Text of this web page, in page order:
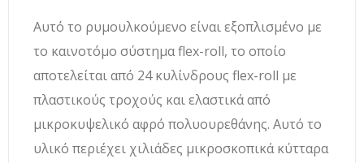
Αυτό το ρυμουλκούμενο είναι εξοπλισμένο με
το καινοτόμο σύστημα flex-roll, το οποίο
αποτελείται από 24 κυλίνδρους flex-roll με
πλαστικούς τροχούς και ελαστικά από
μικροκυψελικό αφρό πολυουρεθάνης. Αυτό το
υλικό περιέχει χιλιάδες μικροσκοπικά κύτταρα